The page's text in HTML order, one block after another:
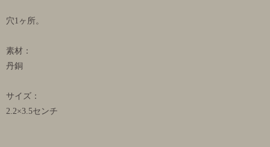
穴1ヶ所。
素材：
丹銅
サイズ：
2.2×3.5センチ